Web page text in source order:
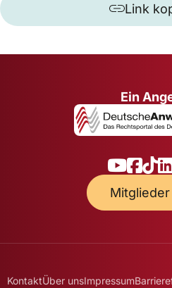
Link
Ein
KontaktÜber unsImpressum